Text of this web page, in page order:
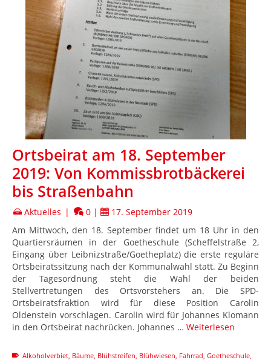
Ortsbeirat am 18. September
2019: Von Kommissbrotbäckerei
bis Straßenbahn
Aktuelles | 0 |
17. September 2019
Am Mittwoch, den 18. September findet um 18 Uhr in den
Quartiersräumen in der Goetheschule (Scheffelstraße 2,
Eingang über Leibnizstraße/Goetheplatz) die erste reguläre
Ortsbeiratssitzung nach der Kommunalwahl statt. Zu Beginn
der Tagesordnung steht die Wahl der beiden
Stellvertretungen des Ortsvorstehers an. Die SPD-
Ortsbeiratsfraktion wird für diese Position Carolin
Oldenstein vorschlagen. Carolin wird für Johannes Klomann
in den Ortsbeirat nachrücken. Johannes … Weiterlesen
Alkoholverbiet Bäume Blühstreifen Blühwiesen Fahrrad Goetheschule